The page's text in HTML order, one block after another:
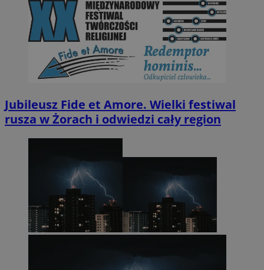
Jubileusz Fide et Amore. Wielki festiwal
rusza w Żorach i odwiedzi cały region